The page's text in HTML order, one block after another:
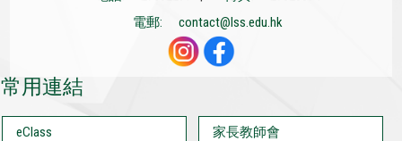
電郵:
contact@lss.edu.hk
常用連結
eClass 家長教師會